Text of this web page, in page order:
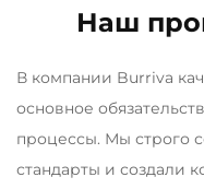
Наш
В компании Burriva
основное
процессы. Мы строго
стандарты и создали